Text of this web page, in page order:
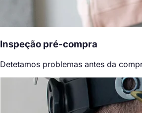
Inspeção pré-compra
Detetamos problemas antes da